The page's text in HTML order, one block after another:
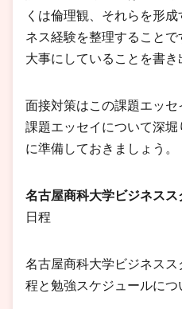
くは倫理観、それらを形
ネス経験を整理すること
大事にしていることを書き
面接対策はこの課題エッセ
課題エッセイについて深
に準備しておきましょう。
名古屋商科大学ビジネスス
日程
名古屋商科大学ビジネス
程と勉強スケジュールにつ